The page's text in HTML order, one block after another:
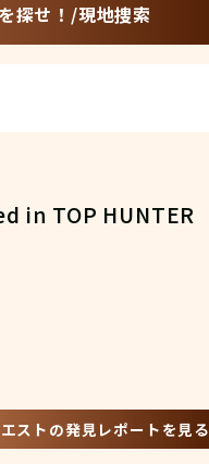
探せ！/現地捜索
in TOP HUNTER
ストの発見レポートを見る